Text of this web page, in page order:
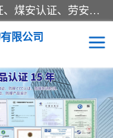
本公司专业从事全国：防爆认证、煤安认证、劳安认证、体系认证、产品认证、ATEX认证、IECEX认证、消防产品认证、生产认可证、验厂指导、认证技术支持、企业管理策划等一站式咨询服务。 用我们的智慧、经验、真诚与勤恳，分享成长的喜悦！ 全国24小时咨询热线：* 认证咨询：张老师（全国*）
限公司
爆CCC认证
安认证